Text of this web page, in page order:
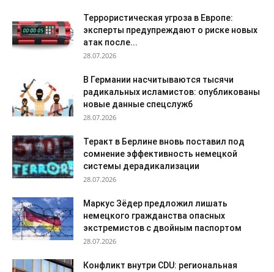
Террористическая угроза в Европе:
эксперты предупреждают о риске новых
атак после...
28.07.2026
В Германии насчитываются тысячи
радикальных исламистов: опубликованы
новые данные спецслужб
28.07.2026
Теракт в Берлине вновь поставил под
сомнение эффективность немецкой
системы дерадикализации
28.07.2026
Маркус Зёдер предложил лишать
немецкого гражданства опасных
экстремистов с двойным паспортом
28.07.2026
Конфликт внутри CDU: региональная